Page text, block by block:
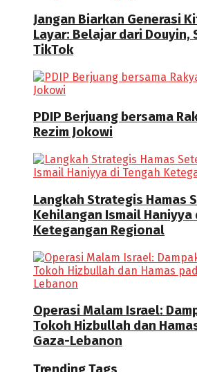
Jangan Biarkan Generasi
Layar: Belajar dari Douyin,
TikTok
PDIP Berjuang bersama
Rezim Jokowi
Langkah Strategis Hamas
Kehilangan Ismail Haniyya
Ketegangan Regional
Operasi Malam Israel:
Tokoh Hizbullah dan
Gaza-Lebanon